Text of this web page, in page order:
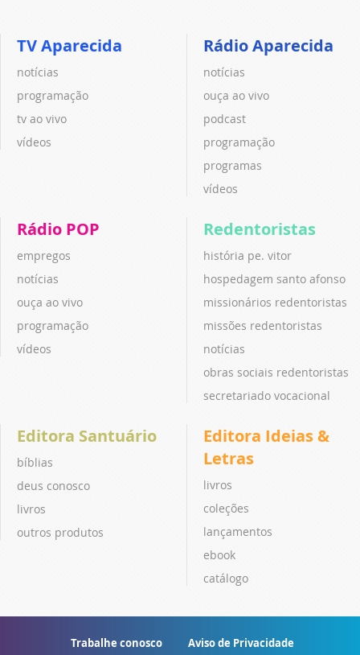
TV Aparecida
notícias
programação
tv ao vivo
vídeos
Rádio Aparecida
notícias
ouça ao vivo
podcast
programação
programas
vídeos
Rádio POP
empregos
notícias
ouça ao vivo
programação
vídeos
Redentoristas
história pe. vitor
hospedagem santo afonso
missionários redentoristas
missões redentoristas
notícias
obras sociais redentoristas
secretariado vocacional
Editora Santuário
bíblias
deus conosco
livros
outros produtos
Editora Ideias &
Letras
livros
coleções
lançamentos
ebook
catálogo
Trabalhe conosco Aviso de Privacidade